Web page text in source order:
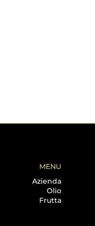
MENU
Azienda
Olio
Frutta